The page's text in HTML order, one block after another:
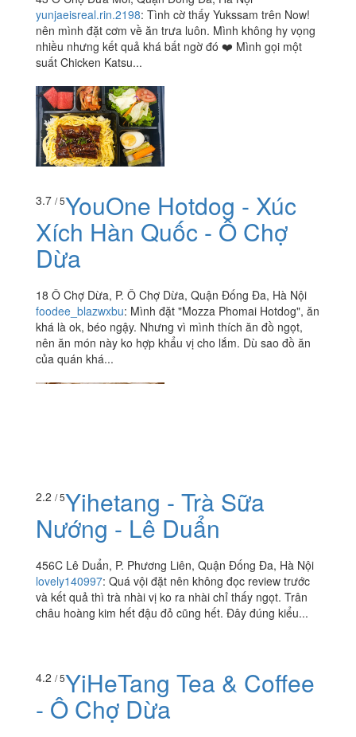
yunjaeisreal.rin.2198: Tình cờ thấy Yukssam trên Now!
nên mình đặt cơm về ăn trưa luôn. Mình không hy vọng
nhiều nhưng kết quả khá bất ngờ đó ❤️ Mình gọi một
suất Chicken Katsu...
3.7 / 5YouOne Hotdog - Xúc
Xích Hàn Quốc - Ô Chợ
Dừa
18 Ô Chợ Dừa, P. Ô Chợ Dừa, Quận Đống Đa, Hà Nội
foodee_blazwxbu: Mình đặt "Mozza Phomai Hotdog", ăn
khá là ok, béo ngậy. Nhưng vì mình thích ăn đồ ngọt,
nên ăn món này ko hợp khẩu vị cho lắm. Dù sao đồ ăn
của quán khá...
2.2 / 5Yihetang - Trà Sữa
Nướng - Lê Duẩn
456C Lê Duẩn, P. Phương Liên, Quận Đống Đa, Hà Nội
lovely140997: Quá vội đặt nên không đọc review trước
và kết quả thì trà nhài vị ko ra nhài chỉ thấy ngọt. Trân
châu hoàng kim hết đậu đỏ cũng hết. Đây đúng kiểu...
4.2 / 5YiHeTang Tea & Coffee
- Ô Chợ Dừa